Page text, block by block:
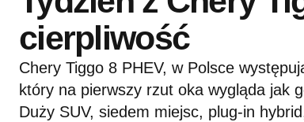
cierpliwość
Chery Tiggo 8 PHEV, w Polsce
który na pierwszy rzut oka wygląda jak
Duży SUV, siedem miejsc, plug-in